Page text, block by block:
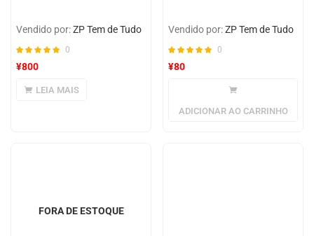
Vendido por:ZP Tem de Tudo
0
¥800
LEIA MAIS
Vendido por:ZP Tem de Tudo
0
¥80
ADICIONAR AO CARRINHO
FORA DE ESTOQUE